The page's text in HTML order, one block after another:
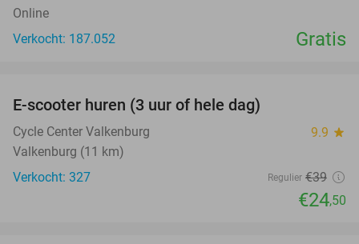
Online
Verkocht: 187.052
Gratis
E-scooter huren (3 uur of hele dag)
Cycle Center Valkenburg 9.9 star
Valkenburg (11 km)
Verkocht: 327
Regulier €39
€24,50